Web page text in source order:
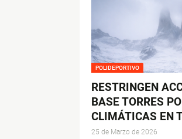
POLIDEPORTIVO
RESTRINGEN
BASE TORRES
CLIMÁTICAS EN
25 de Marzo de 2026